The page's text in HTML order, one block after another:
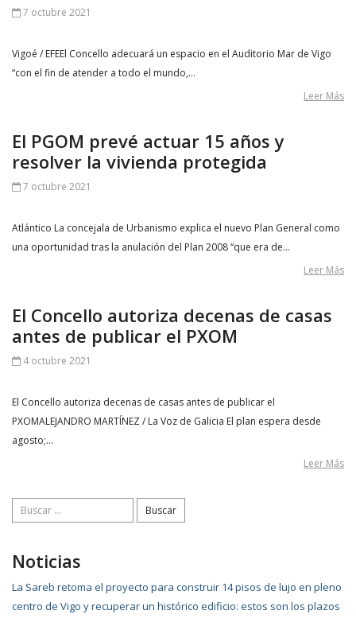
7 octubre 2021
Vigoé / EFEEl Concello adecuará un espacio en el Auditorio Mar de Vigo
“con el fin de atender a todo el mundo,…
Leer Más
El PGOM prevé actuar 15 años y
resolver la vivienda protegida
7 octubre 2021
Atlántico La concejala de Urbanismo explica el nuevo Plan General como
una oportunidad tras la anulación del Plan 2008 “que era de…
Leer Más
El Concello autoriza decenas de casas
antes de publicar el PXOM
4 octubre 2021
El Concello autoriza decenas de casas antes de publicar el
PXOMALEJANDRO MARTÍNEZ / La Voz de Galicia El plan espera desde
agosto;…
Leer Más
Buscar:
Noticias
La Sareb retoma el proyecto para construir 14 pisos de lujo en pleno
centro de Vigo y recuperar un histórico edificio: estos son los plazos